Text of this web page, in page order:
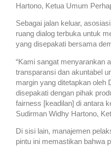
Hartono, Ketua Umum
Sebagai jalan keluar,
ruang dialog terbuka untuk
yang disepakati bersama
“Kami sangat menyarankan
transparansi dan akuntabel
margin yang ditetapkan oleh
disepakati dengan pihak
fairness [keadilan] di antara
Sudirman Widhy Hartono,
Di sisi lain, manajemen
pintu ini memastikan bahwa